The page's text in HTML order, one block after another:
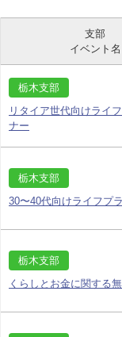
支部
イベント名
栃木支部
リタイア世代向けライ
ナー
栃木支部
30〜40代向けライフプ
栃木支部
くらしとお金に関する